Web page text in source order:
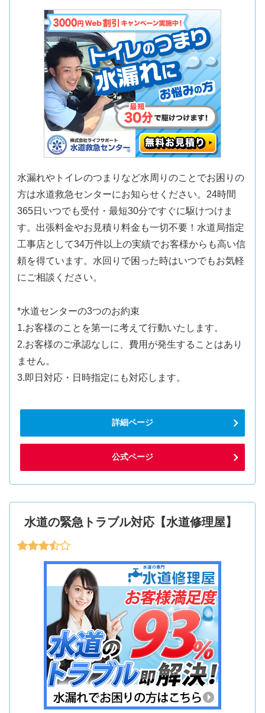
水漏れやトイレのつまりなど水周りのことでお困りの
方は水道救急センターにお知らせください。24時間
365日いつでも受付・最短30分ですぐに駆けつけま
す。出張料金やお見積り料金も一切不要！水道局指定
工事店として34万件以上の実績でお客様からも高い信
頼を得ています。水回りで困った時はいつでもお気軽
にご相談ください。
*水道センターの3つのお約束
1.お客様のことを第一に考えて行動いたします。
2.お客様のご承認なしに、費用が発生することはあり
ません。
3.即日対応・日時指定にも対応します。
詳細ページ
公式ページ
水道の緊急トラブル対応【水道修理屋】